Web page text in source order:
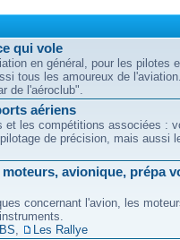
qui vole
en général, pour les pilotes
tous les amoureux de
de l'aéroclub".
aériens
et les compétitions associées :
de précision, mais aussi
avionique, prépa
concernant l'avion, les
Les Rallye